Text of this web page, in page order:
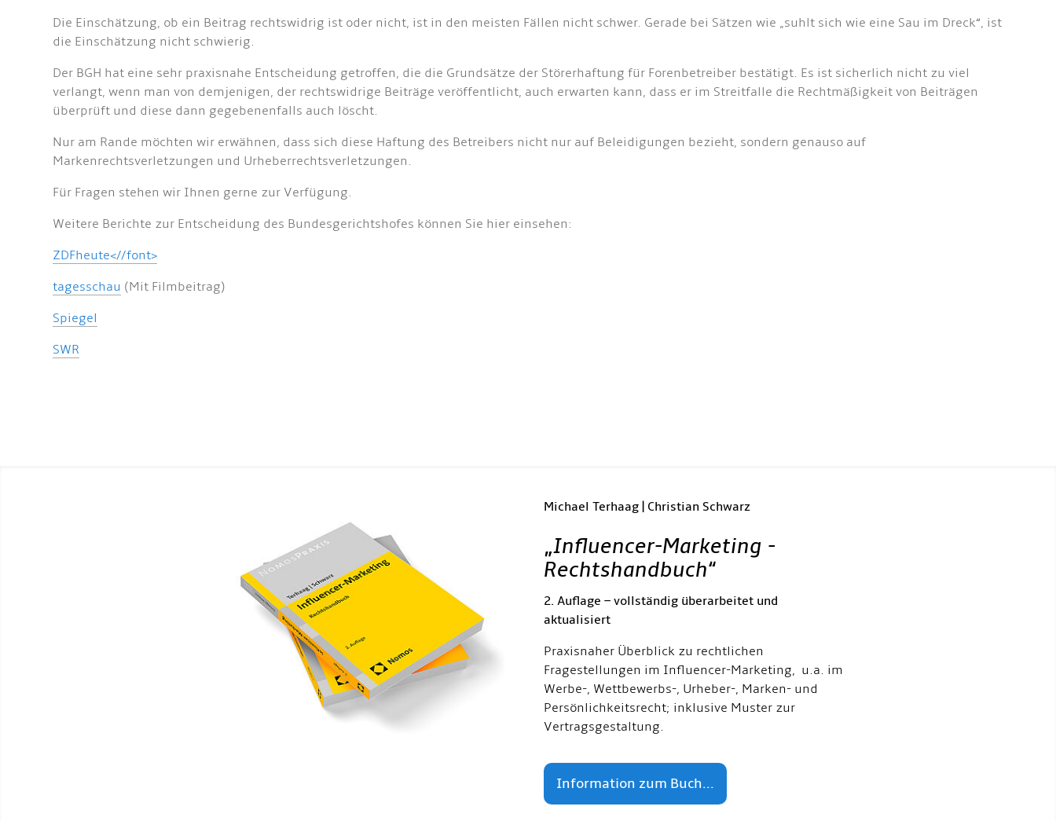
Die Einschätzung, ob ein Beitrag rechtswidrig ist oder nicht, ist in den meisten Fällen nicht schwer. Gerade bei Sätzen wie „suhlt sich wie eine Sau im Dreck“, ist
die Einschätzung nicht schwierig.
Der BGH hat eine sehr praxisnahe Entscheidung getroffen, die die Grundsätze der Störerhaftung für Forenbetreiber bestätigt. Es ist sicherlich nicht zu viel
verlangt, wenn man von demjenigen, der rechtswidrige Beiträge veröffentlicht, auch erwarten kann, dass er im Streitfalle die Rechtmäßigkeit von Beiträgen
überprüft und diese dann gegebenenfalls auch löscht.
Nur am Rande möchten wir erwähnen, dass sich diese Haftung des Betreibers nicht nur auf Beleidigungen bezieht, sondern genauso auf
Markenrechtsverletzungen und Urheberrechtsverletzungen.
Für Fragen stehen wir Ihnen gerne zur Verfügung.
Weitere Berichte zur Entscheidung des Bundesgerichtshofes können Sie hier einsehen:
ZDFheute<//font>
tagesschau (Mit Filmbeitrag)
Spiegel
SWR
Michael Terhaag | Christian Schwarz
„Influencer-Marketing -
Rechtshandbuch“
2. Auflage – vollständig überarbeitet und
aktualisiert
Praxisnaher Überblick zu rechtlichen
Fragestellungen im Influencer-Marketing, u.a. im
Werbe-, Wettbewerbs-, Urheber-, Marken- und
Persönlichkeitsrecht; inklusive Muster zur
Vertragsgestaltung.
Information zum Buch...